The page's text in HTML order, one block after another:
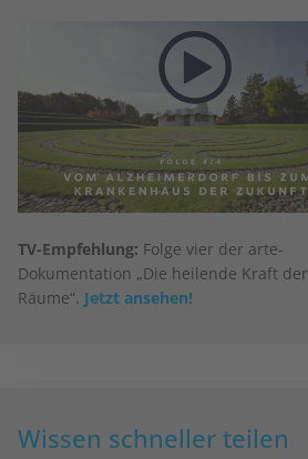
TV-Empfehlung: Folge vier der arte-
Dokumentation „Die heilende Kraft der
Räume“. Jetzt ansehen!
Wissen schneller teilen